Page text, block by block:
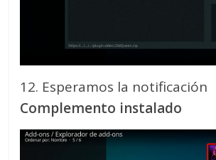
12. Esperamos la notificación
Complemento instalado